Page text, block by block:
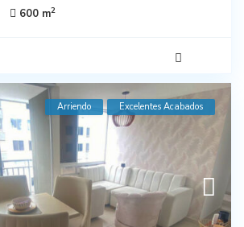
600 m2
Arriendo Excelentes Acabados